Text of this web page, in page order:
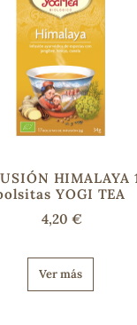
HIMALAYA
YOGI TEA
4,20 €
Ver más